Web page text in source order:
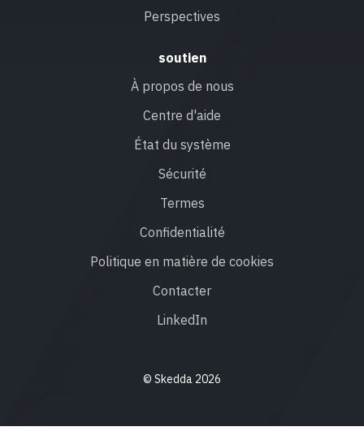
Perspectives
soutien
À propos de nous
Centre d'aide
État du système
Sécurité
Termes
Confidentialité
Politique en matière de cookies
Contacter
LinkedIn
© Skedda 2026